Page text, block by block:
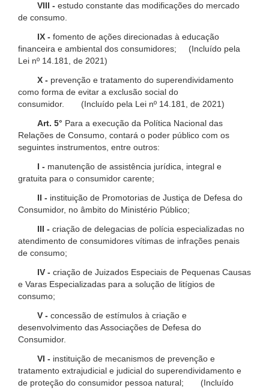
VIII - estudo constante das modificações do mercado
de consumo.
IX - fomento de ações direcionadas à educação
financeira e ambiental dos consumidores; (Incluído pela
Lei nº 14.181, de 2021)
X - prevenção e tratamento do superendividamento
como forma de evitar a exclusão social do
consumidor. (Incluído pela Lei nº 14.181, de 2021)
Art. 5° Para a execução da Política Nacional das
Relações de Consumo, contará o poder público com os
seguintes instrumentos, entre outros:
I - manutenção de assistência jurídica, integral e
gratuita para o consumidor carente;
II - instituição de Promotorias de Justiça de Defesa do
Consumidor, no âmbito do Ministério Público;
III - criação de delegacias de polícia especializadas no
atendimento de consumidores vítimas de infrações penais
de consumo;
IV - criação de Juizados Especiais de Pequenas Causas
e Varas Especializadas para a solução de litígios de
consumo;
V - concessão de estímulos à criação e
desenvolvimento das Associações de Defesa do
Consumidor.
VI - instituição de mecanismos de prevenção e
tratamento extrajudicial e judicial do superendividamento e
de proteção do consumidor pessoa natural; (Incluído